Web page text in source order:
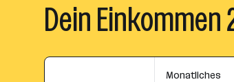
Dein Einkommen
Monatliches